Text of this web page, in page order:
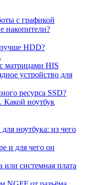
с графикой
накопители?
HDD?
матрицами HIS
устройство для
ресурса SSD?
Какой ноутбук
ноутбука: из чего
и для чего он
или системная плата